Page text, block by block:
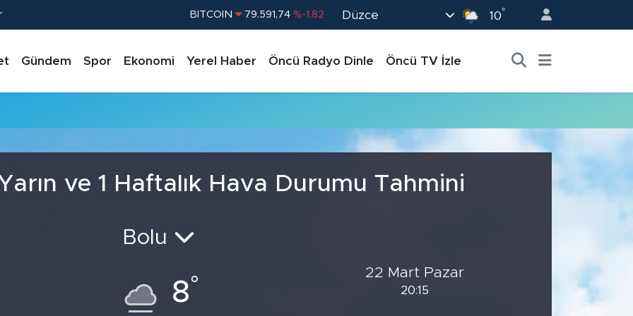
BITCOIN 79.591,74 %-1.82
EURO 53,38690 %0.19
STERLİN 61,60380 %0.18
Düzce 10°
Gündem Spor Ekonomi Yerel Haber Öncü Radyo Dinle Öncü TV İzle
ve 1 Haftalık Hava Durumu Tahmini
Bolu
8°
22 Mart Pazar
20:15